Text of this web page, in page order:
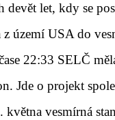
let, kdy se
území USA do
22:33 SELČ
Jde o projekt
května vesmírná